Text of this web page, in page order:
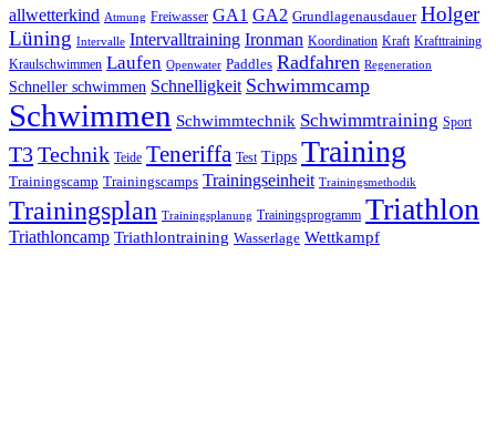
allwetterkind Atmung Freiwasser GA1 GA2 Grundlagenausdauer Holger
Lüning Intervalle Intervalltraining Ironman Koordination Kraft Krafttraining
Kraulschwimmen Laufen Openwater Paddles Radfahren Regeneration
Schneller schwimmen Schnelligkeit Schwimmcamp
Schwimmen Schwimmtechnik Schwimmtraining Sport
T3Technik Teide Teneriffa Test Tipps Training
Trainingscamp Trainingscamps Trainingseinheit Trainingsmethodik
Trainingsplan Trainingsplanung Trainingsprogramm Triathlon
Triathloncamp Triathlontraining Wasserlage Wettkampf